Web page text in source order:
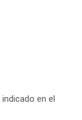
en el